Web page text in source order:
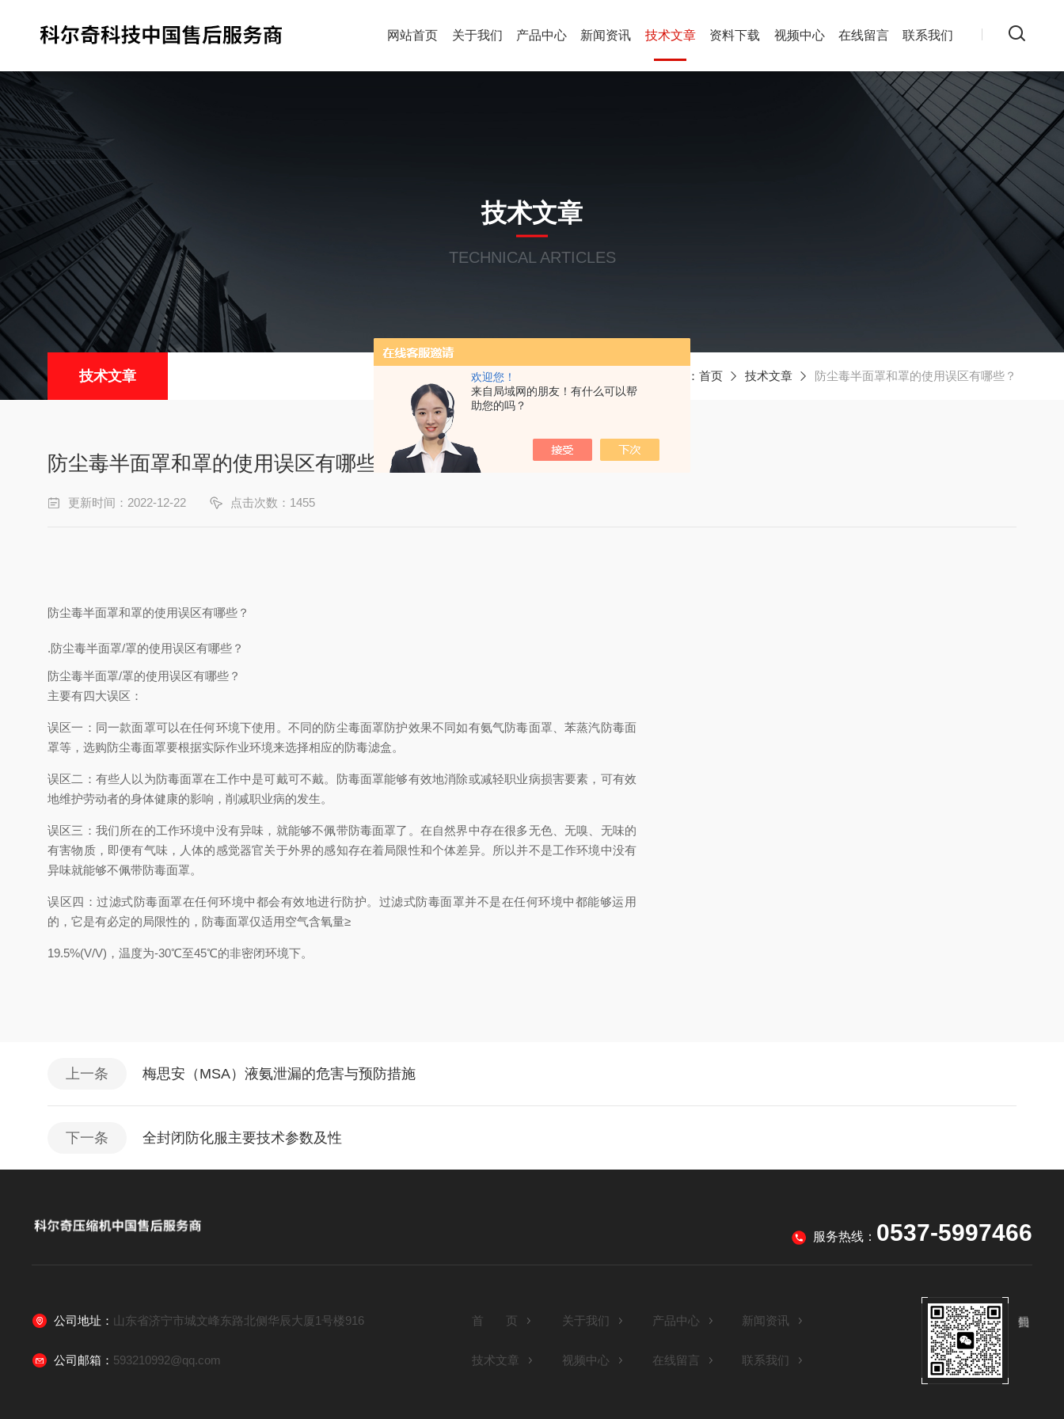
欢迎您！
来自局域网的朋友！有什么可以帮
助您的吗？
网站首页 关于我们 产品中心 新闻资讯 技术文章 资料下载 视频中心 在线留言 联系我们
技术文章
TECHNICAL ARTICLES
技术文章 当前位置： 首页 技术文章 防尘毒半面罩和罩的使用误区有哪些？
防尘毒半面罩和罩的使用误区有哪些？
更新时间：2022-12-22 点击次数：1455
防尘毒半面罩和罩的使用误区有哪些？
.防尘毒半面罩/罩的使用误区有哪些？
防尘毒半面罩/罩的使用误区有哪些？
主要有四大误区：
误区一：同一款面罩可以在任何环境下使用。不同的防尘毒面罩防护效果不同如有氨气防毒面罩、苯蒸汽防毒面
罩等，选购防尘毒面罩要根据实际作业环境来选择相应的防毒滤盒。
误区二：有些人以为防毒面罩在工作中是可戴可不戴。防毒面罩能够有效地消除或减轻职业病损害要素，可有效
地维护劳动者的身体健康的影响，削减职业病的发生。
误区三：我们所在的工作环境中没有异味，就能够不佩带防毒面罩了。在自然界中存在很多无色、无嗅、无味的
有害物质，即便有气味，人体的感觉器官关于外界的感知存在着局限性和个体差异。所以并不是工作环境中没有
异味就能够不佩带防毒面罩。
误区四：过滤式防毒面罩在任何环境中都会有效地进行防护。过滤式防毒面罩并不是在任何环境中都能够运用
的，它是有必定的局限性的，防毒面罩仅适用空气含氧量≥
19.5%(V/V)，温度为-30℃至45℃的非密闭环境下。
上一条 梅思安（MSA）液氨泄漏的危害与预防措施
下一条 全封闭防化服主要技术参数及性
服务热线： 0537-5997466
公司地址： 山东省济宁市城文峰东路北侧华辰大厦1号楼916
公司邮箱： 593210992@qq.com
首 页 关于我们 产品中心 新闻资讯
技术文章 视频中心 在线留言 联系我们